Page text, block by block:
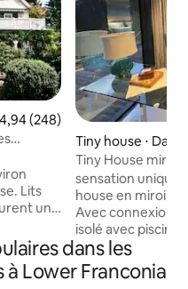
moyenne sur la
4,94 (248)
Lits
un
luxuriant
Bain
la
Tiny house ⋅
Tiny House miroir
Parfum de sapin
sensation unique
house en miroir
Avec connexion
isolé avec piscine
13 m x 8 m. Découvrez des tinyhouses
d'un genre
Allemagne ! Au
dans les
Lower Franconia